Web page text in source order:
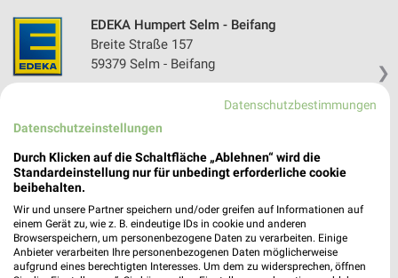
❯
EDEKA Humpert Selm - Beifang
Breite Straße 157
59379 Selm - Beifang
9,13 km
E center Geldmann Selm
59379 Selm
Heute geschlossen
9,83 km
Datenschutzbestimmungen
Datenschutzeinstellungen
Durch Klicken auf die Schaltfläche „Ablehnen“ wird die
Standardeinstellung nur für unbedingt erforderliche cookie
beibehalten.
Wir und unsere Partner speichern und/oder greifen auf Informationen auf
einem Gerät zu, wie z. B. eindeutige IDs in cookie und anderen
Browserspeichern, um personenbezogene Daten zu verarbeiten. Einige
Anbieter verarbeiten Ihre personenbezogenen Daten möglicherweise
aufgrund eines berechtigten Interesses. Um dem zu widersprechen, öffnen